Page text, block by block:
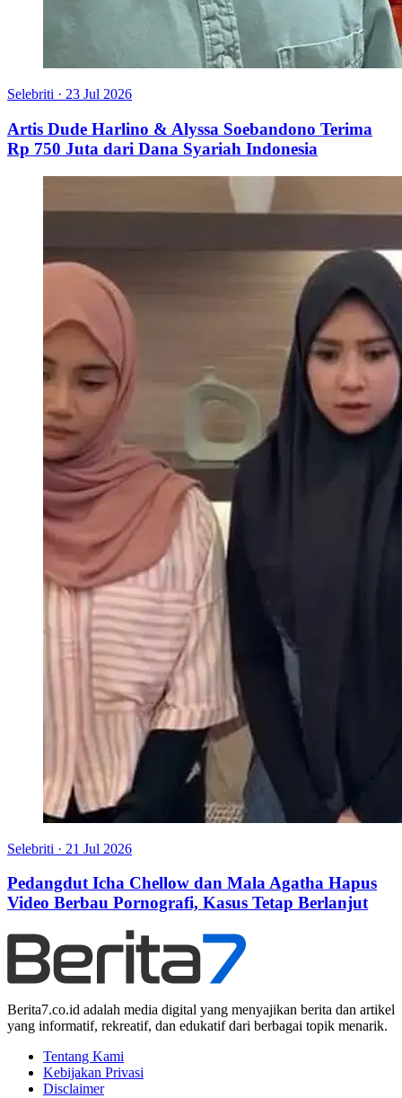
Selebriti · 23 Jul 2026
Artis Dude Harlino & Alyssa Soebandono Terima
Rp 750 Juta dari Dana Syariah Indonesia
Selebriti · 21 Jul 2026
Pedangdut Icha Chellow dan Mala Agatha Hapus
Video Berbau Pornografi, Kasus Tetap Berlanjut
Berita7.co.id adalah media digital yang menyajikan berita dan artikel
yang informatif, rekreatif, dan edukatif dari berbagai topik menarik.
Tentang Kami
Kebijakan Privasi
Disclaimer